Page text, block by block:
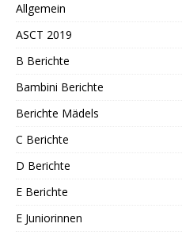
Allgemein
ASCT 2019
B Berichte
Bambini Berichte
Berichte Mädels
C Berichte
D Berichte
E Berichte
E Juniorinnen